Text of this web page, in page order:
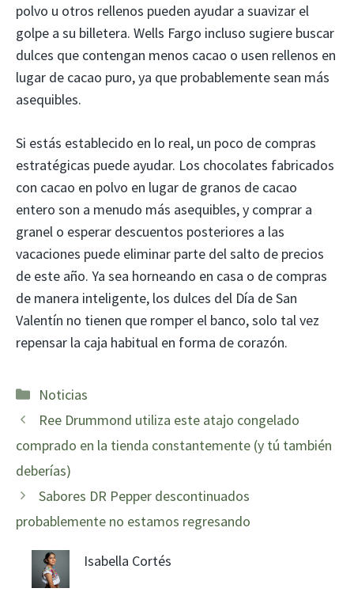
polvo u otros rellenos pueden ayudar a suavizar el
golpe a su billetera. Wells Fargo incluso sugiere buscar
dulces que contengan menos cacao o usen rellenos en
lugar de cacao puro, ya que probablemente sean más
asequibles.
Si estás establecido en lo real, un poco de compras
estratégicas puede ayudar. Los chocolates fabricados
con cacao en polvo en lugar de granos de cacao
entero son a menudo más asequibles, y comprar a
granel o esperar descuentos posteriores a las
vacaciones puede eliminar parte del salto de precios
de este año. Ya sea horneando en casa o de compras
de manera inteligente, los dulces del Día de San
Valentín no tienen que romper el banco, solo tal vez
repensar la caja habitual en forma de corazón.
Categorías
Noticias
Ree Drummond utiliza este atajo congelado
comprado en la tienda constantemente (y tú también
deberías)
Sabores DR Pepper descontinuados
probablemente no estamos regresando
Isabella Cortés